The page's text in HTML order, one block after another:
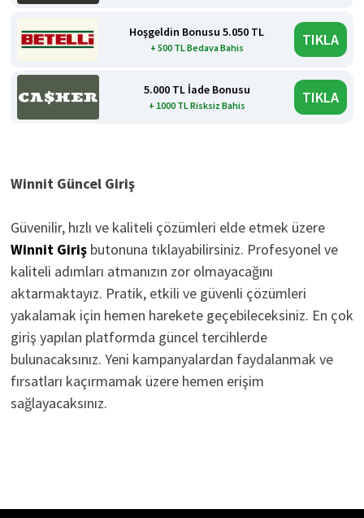
Hoşgeldin Bonusu 5.050 TL
+ 500 TL Bedava Bahis TIKLA
5.000 TL İade Bonusu
+ 1000 TL Risksiz Bahis TIKLA
Winnit Güncel Giriş
Güvenilir, hızlı ve kaliteli çözümleri elde etmek üzere
Winnit Girişbutonuna tıklayabilirsiniz. Profesyonel ve
kaliteli adımları atmanızın zor olmayacağını
aktarmaktayız. Pratik, etkili ve güvenli çözümleri
yakalamak için hemen harekete geçebileceksiniz. En çok
giriş yapılan platformda güncel tercihlerde
bulunacaksınız. Yeni kampanyalardan faydalanmak ve
fırsatları kaçırmamak üzere hemen erişim
sağlayacaksınız.